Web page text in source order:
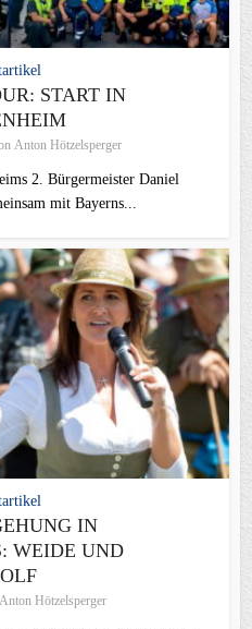
START IN
Anton Hötzelsperger
2. Bürgermeister Daniel
mit Bayerns...
IN
WEIDE UND
Anton Hötzelsperger